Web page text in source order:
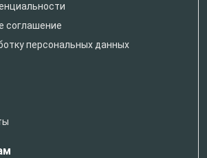
соглашение
персональных данных